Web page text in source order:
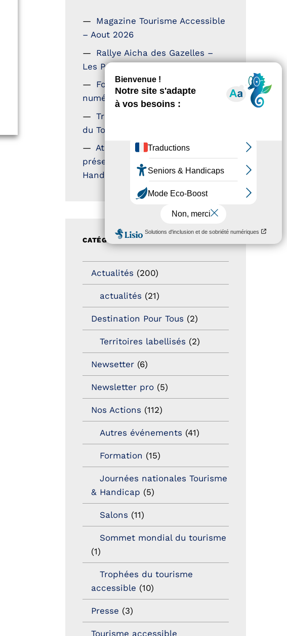
Magazine Tourisme Accessible
– Aout 2026
Rallye Aicha des Gazelles –
Les Petillantes
Formation Communication
numérique
Trophées Horizons – Acteurs
du Tourisme Durable
Atout France – flyer
présentation label Tourisme &
Handicap
CATÉGORIES
Actualités (200)
actualités (21)
Destination Pour Tous (2)
Territoires labellisés (2)
Newsetter (6)
Newsletter pro (5)
Nos Actions (112)
Autres événements (41)
Formation (15)
Journées nationales Tourisme
& Handicap (5)
Salons (11)
Sommet mondial du tourisme
(1)
Trophées du tourisme
accessible (10)
Presse (3)
Tourisme accessible